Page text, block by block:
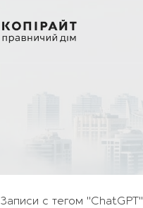
Записи с тегом "ChatGPT"